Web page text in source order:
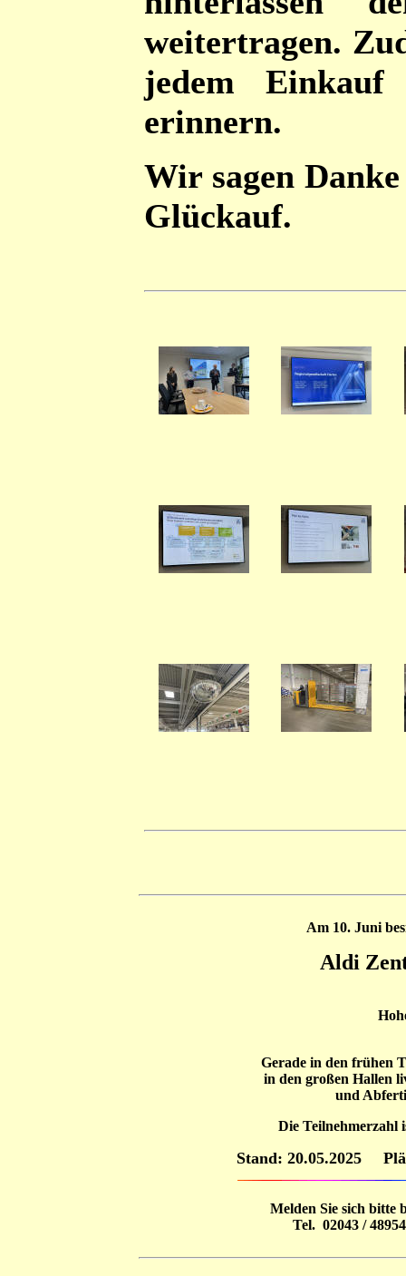
weitertragen.
jedem
erinnern.
Wir sagen
Glückauf.
Am 10. Juni
Aldi
Gerade in den frühen
in den großen Hallen
und
Die Teilnehmerzahl
Stand: 20.05.2025
Melden Sie sich bitte
Tel. 02043 /